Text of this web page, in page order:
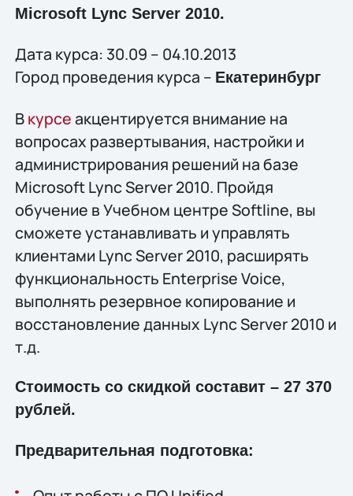
Microsoft Lync Server 2010.
Дата курса: 30.09 – 04.10.2013
Город проведения курса – Екатеринбург
Вкурсеакцентируется внимание на
вопросах развертывания, настройки и
администрирования решений на базе
Microsoft Lync Server 2010. Пройдя
обучение в Учебном центре Softline, вы
сможете устанавливать и управлять
клиентами Lync Server 2010, расширять
функциональность Enterprise Voice,
выполнять резервное копирование и
восстановление данных Lync Server 2010 и
т.д.
Стоимость со скидкой составит – 27 370
рублей.
Предварительная подготовка: